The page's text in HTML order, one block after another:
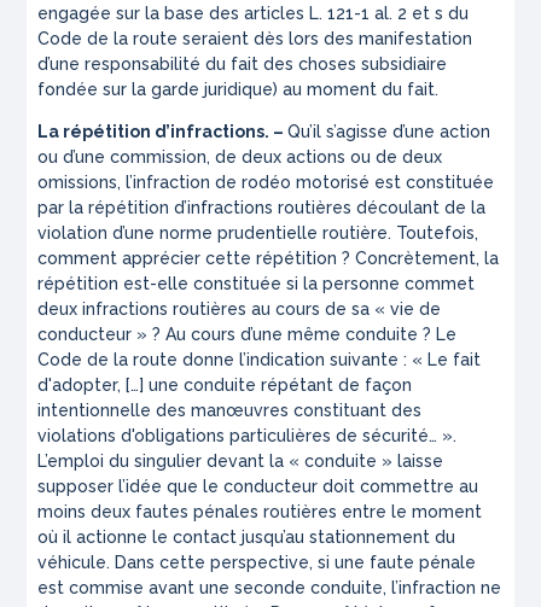
engagée sur la base des articles L. 121-1 al. 2 et s du
Code de la route seraient dès lors des manifestation
d’une responsabilité du fait des choses subsidiaire
fondée sur lagarde juridique) au moment du fait.
La répétition d’infractions. –Qu’il s’agisse d’une action
ou d’une commission, de deux actions ou de deux
omissions, l’infraction de rodéo motorisé est constituée
par la répétition d’infractions routières découlant de la
violation d’une norme prudentielle routière. Toutefois,
comment apprécier cette répétition ? Concrètement, la
répétition est-elle constituée si la personne commet
deux infractions routières au cours de sa « vie de
conducteur » ? Au cours d’une même conduite ? Le
Code de la route donne l’indication suivante : « Le fait
d'adopter, […]une conduite répétant de façon
intentionnelle des manœuvres constituant des
violations d'obligations particulières de sécurité… ».
L’emploi du singulier devant la « conduite » laisse
supposer l’idée que le conducteur doit commettre au
moins deux fautes pénales routières entre le moment
où il actionne le contact jusqu’au stationnement du
véhicule. Dans cette perspective, si une faute pénale
est commise avant une seconde conduite, l’infraction ne